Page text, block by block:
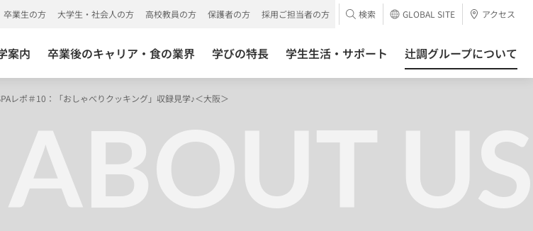
案内 卒業後のキャリア・食の業界 学びの特長 学生生活・サポート 辻調グループについて
卒業生の方 大学生・社会人の方 高校教員の方 保護者の方 採用ご担当者の方 検索 GLOBAL SITE アクセス
ABOUT US
レポ＃10：「おしゃべりクッキング」収録見学♪＜大阪＞